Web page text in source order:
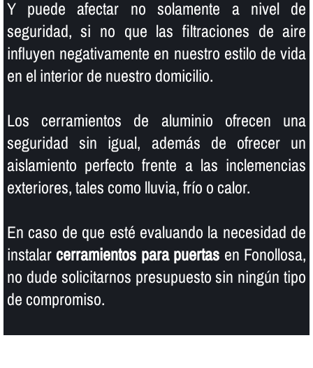
Y puede afectar no solamente a nivel de
seguridad, si no que las filtraciones de aire
influyen negativamente en nuestro estilo de vida
en el interior de nuestro domicilio.
Los cerramientos de aluminio ofrecen una
seguridad sin igual, además de ofrecer un
aislamiento perfecto frente a las inclemencias
exteriores, tales como lluvia, frí­o o calor.
En caso de que esté evaluando la necesidad de
instalarcerramientos para puertas en Fonollosa,
no dude solicitarnos presupuesto sin ningún tipo
de compromiso.